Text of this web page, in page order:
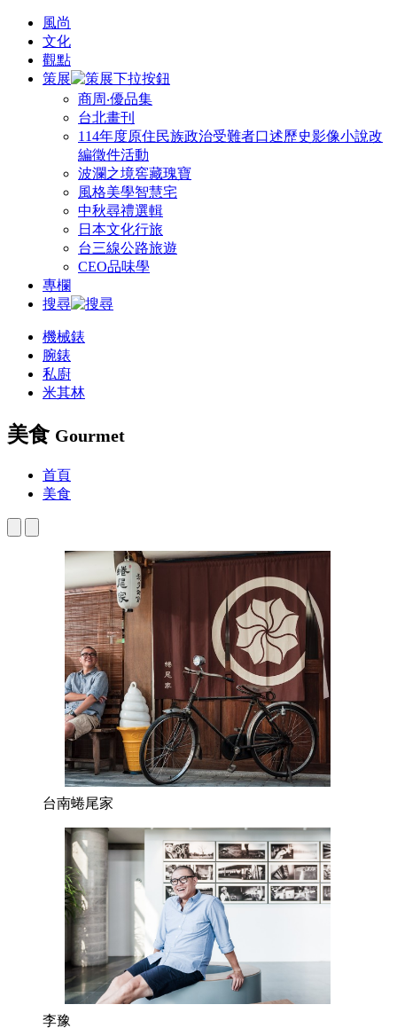
風尚
文化
觀點
策展
商周‧優品集
台北畫刊
114年度原住民族政治受難者口述歷史影像小說改
編徵件活動
波瀾之境窖藏瑰寶
風格美學智慧宅
中秋尋禮選輯
日本文化行旅
台三線公路旅遊
CEO品味學
專欄
搜尋
機械錶
腕錶
私廚
米其林
美食 Gourmet
首頁
美食
台南蜷尾家
李豫